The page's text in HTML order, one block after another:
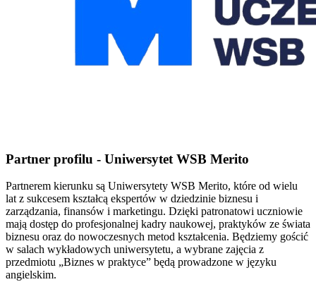
Partner profilu - Uniwersytet WSB Merito
Partnerem kierunku są Uniwersytety WSB Merito, które od wielu
lat z sukcesem kształcą ekspertów w dziedzinie biznesu i
zarządzania, finansów i marketingu. Dzięki patronatowi uczniowie
mają dostęp do profesjonalnej kadry naukowej, praktyków ze świata
biznesu oraz do nowoczesnych metod kształcenia. Będziemy gościć
w salach wykładowych uniwersytetu, a wybrane zajęcia z
przedmiotu „Biznes w praktyce” będą prowadzone w języku
angielskim.